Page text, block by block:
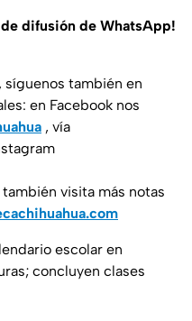
de difusión de WhatsApp!
síguenos también en
en Facebook nos
, vía
también visita más notas
escolar en
concluyen clases